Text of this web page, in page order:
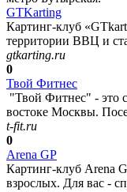
GTKarting
Картинг-клуб
территории ВВЦ и
gtkarting.ru
0
Твой Фитнес
"Твой Фитнес" - это
востоке Москвы.
t-fit.ru
0
Arena GP
Картинг-клуб Arena
взрослых. Для вас -